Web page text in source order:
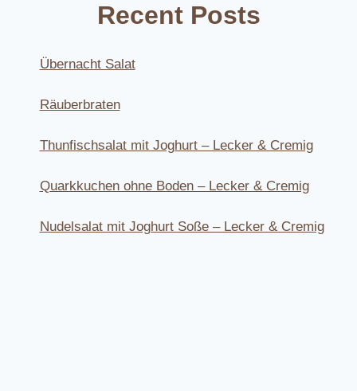
Recent Posts
Übernacht Salat
Räuberbraten
Thunfischsalat mit Joghurt – Lecker & Cremig
Quarkkuchen ohne Boden – Lecker & Cremig
Nudelsalat mit Joghurt Soße – Lecker & Cremig